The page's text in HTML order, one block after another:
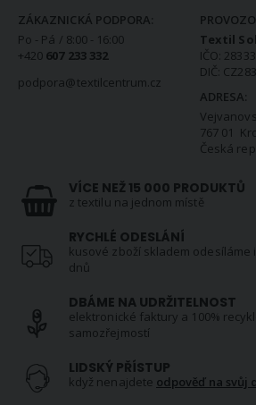
ZÁKAZNICKÁ PODPORA:
Po - Pá / 8:00 - 16:00
+420 607 233 332
podpora@textilcentrum.cz
Textil
IČO:
DIČ:
ADRESA:
767 01
Česká
VÍCE NEŽ 15 000 PRODUKTŮ
z textilu na jednom místě
RYCHLÉ ODESLÁNÍ
kusové zboží skladem odesíláme
dnů
DBÁME NA UDRŽITELNOST
elektronické faktury a 100%
samozřejmostí
LIDSKÝ PŘÍSTUP
když nenajdete odpověď na svůj